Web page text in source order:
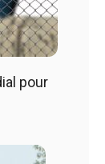
pour